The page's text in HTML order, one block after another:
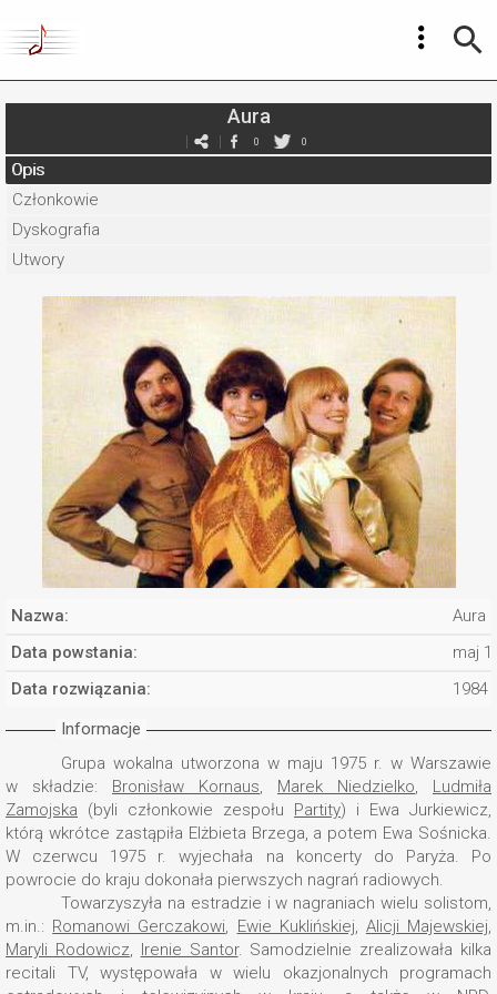
Aura
0 0
Opis
Członkowie
Dyskografia
Utwory
Nazwa:
Aura
Data powstania:
maj
Data rozwiązania:
1984
Informacje
Grupa wokalna utworzona w maju 1975 r. w Warszawie
w składzie: Bronisław Kornaus, Marek Niedzielko, Ludmiła
Zamojska (byli członkowie zespołu Partity) i Ewa Jurkiewicz,
którą wkrótce zastąpiła Elżbieta Brzega, a potem Ewa Sośnicka.
W czerwcu 1975 r. wyjechała na koncerty do Paryża. Po
powrocie do kraju dokonała pierwszych nagrań radiowych.
Towarzyszyła na estradzie i w nagraniach wielu solistom,
m.in.: Romanowi Gerczakowi, Ewie Kuklińskiej, Alicji Majewskiej,
Maryli Rodowicz, Irenie Santor. Samodzielnie zrealizowała kilka
recitali TV, występowała w wielu okazjonalnych programach